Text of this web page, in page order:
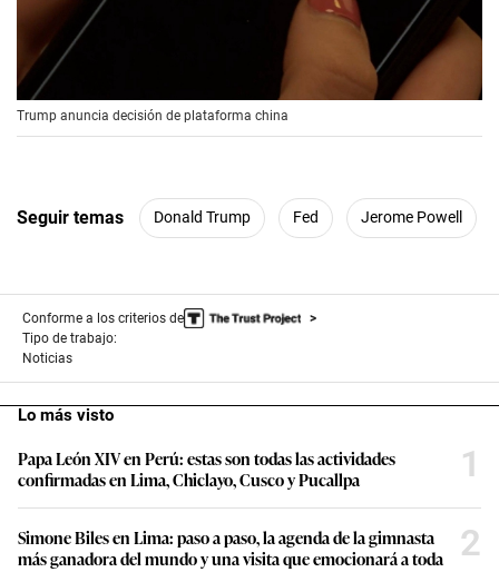
Trump anuncia decisión de plataforma china
Seguir temas Donald Trump Fed Jerome Powell
Conforme a los criterios de
Tipo de trabajo:
Noticias
Lo más visto
Papa León XIV en Perú: estas son todas las actividades
confirmadas en Lima, Chiclayo, Cusco y Pucallpa
1
Simone Biles en Lima: paso a paso, la agenda de la gimnasta
más ganadora del mundo y una visita que emocionará a toda
2